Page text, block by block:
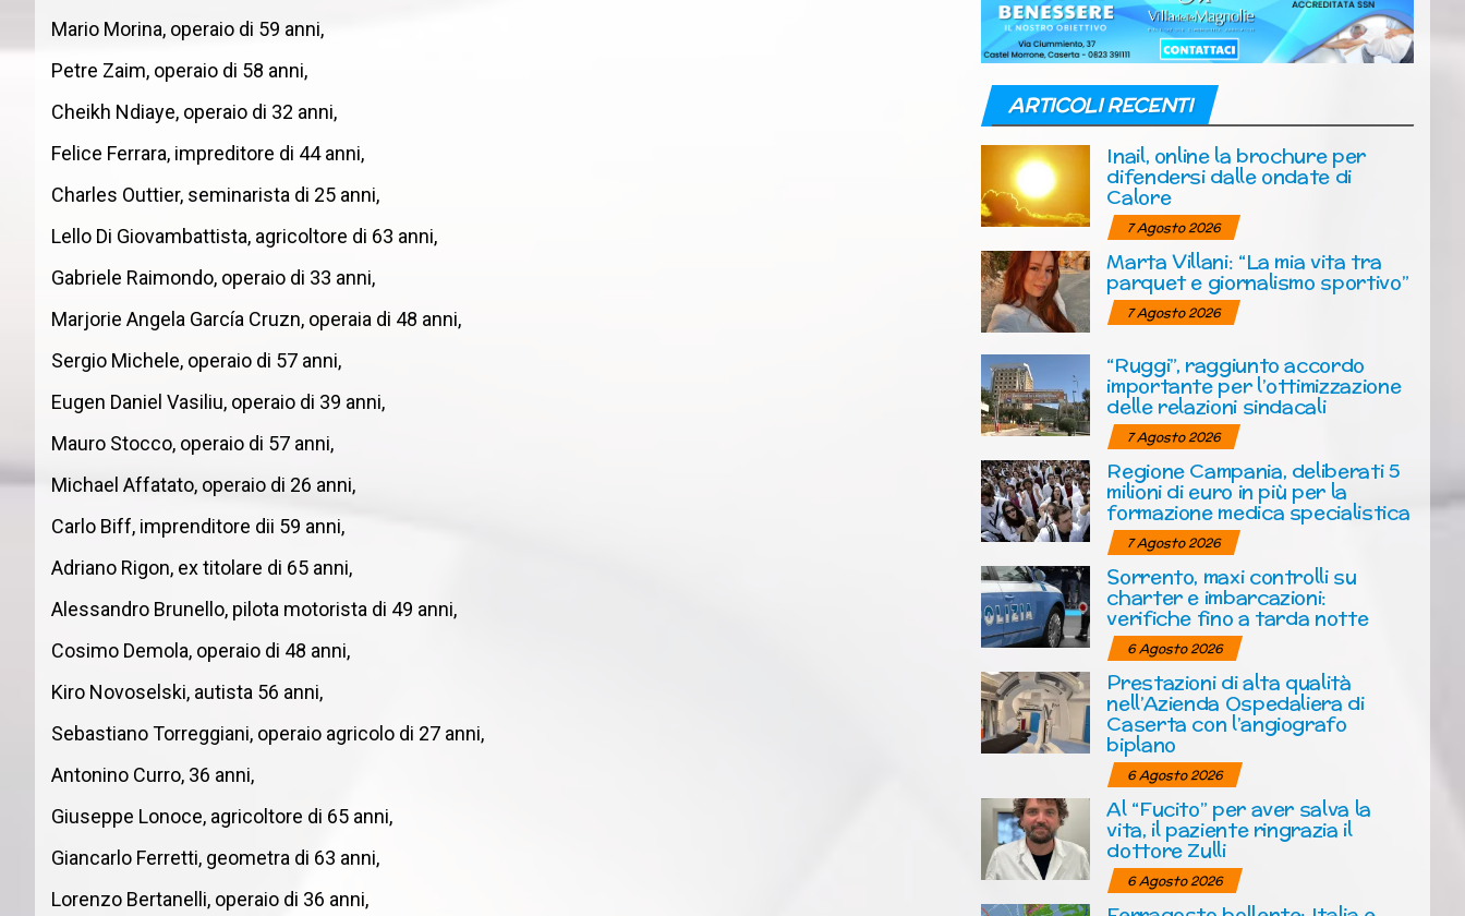
Mario Morina, operaio di 59 anni,
Petre Zaim, operaio di 58 anni,
Cheikh Ndiaye, operaio di 32 anni,
Felice Ferrara, impreditore di 44 anni,
Charles Outtier, seminarista di 25 anni,
Lello Di Giovambattista, agricoltore di 63 anni,
Gabriele Raimondo, operaio di 33 anni,
Marjorie Angela García Cruzn, operaia di 48 anni,
Sergio Michele, operaio di 57 anni,
Eugen Daniel Vasiliu, operaio di 39 anni,
Mauro Stocco, operaio di 57 anni,
Michael Affatato, operaio di 26 anni,
Carlo Biff, imprenditore dii 59 anni,
Adriano Rigon, ex titolare di 65 anni,
Alessandro Brunello, pilota motorista di 49 anni,
Cosimo Demola, operaio di 48 anni,
Kiro Novoselski, autista 56 anni,
Sebastiano Torreggiani, operaio agricolo di 27 anni,
Antonino Curro, 36 anni,
Giuseppe Lonoce, agricoltore di 65 anni,
Giancarlo Ferretti, geometra di 63 anni,
Lorenzo Bertanelli, operaio di 36 anni,
ARTICOLI RECENTI
Inail, online la brochure per
difendersi dalle ondate di
Calore
7 Agosto 2026
Marta Villani: “La mia vita tra
parquet e giornalismo sportivo”
7 Agosto 2026
“Ruggi”, raggiunto accordo
importante per l’ottimizzazione
delle relazioni sindacali
7 Agosto 2026
Regione Campania, deliberati 5
milioni di euro in più per la
formazione medica specialistica
7 Agosto 2026
Sorrento, maxi controlli su
charter e imbarcazioni:
verifiche fino a tarda notte
6 Agosto 2026
Prestazioni di alta qualità
nell’Azienda Ospedaliera di
Caserta con l’angiografo
biplano
6 Agosto 2026
Al “Fucito” per aver salva la
vita, il paziente ringrazia il
dottore Zulli
6 Agosto 2026